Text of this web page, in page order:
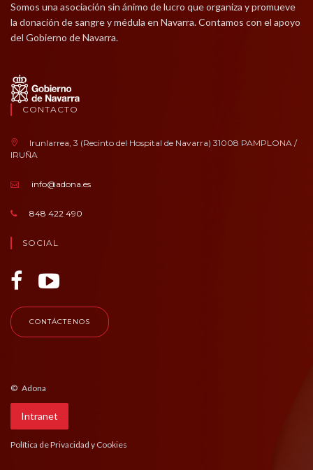
Somos una asociación sin ánimo de lucro que organiza y promueve
la donación de sangre y médula en Navarra. Contamos con el apoyo
del Gobierno de Navarra.
CONTACTO
Irunlarrea, 3 (Recinto del Hospital de Navarra) 31008 PAMPLONA /
IRUÑA
info@adona.es
848 422 490
SOCIAL
CONTÁCTENOS
© Adona
Intranet
Política de Privacidad y Cookies